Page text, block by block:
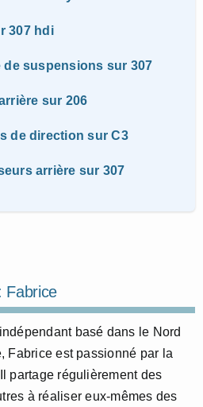
307 hdi
de suspensions sur 307
sur 206
de direction sur C3
arrière sur 307
Fabrice
basé dans le Nord
Fabrice est passionné par la
partage régulièrement des
à réaliser eux-mêmes des